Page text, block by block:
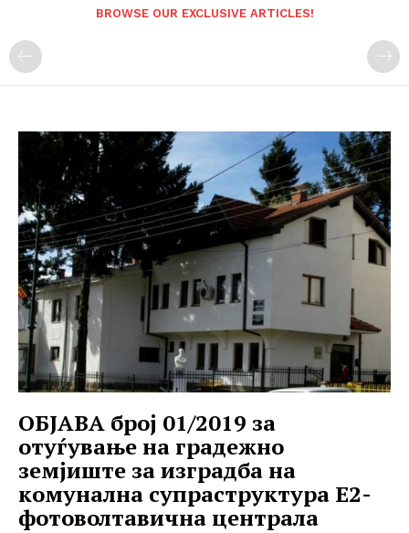
BROWSE OUR EXCLUSIVE ARTICLES!
ОБЈАВА број 01/2019 за
отуѓување на градежно
земјиште за изградба на
комунална супраструктура Е2-
фотоволтавична централа